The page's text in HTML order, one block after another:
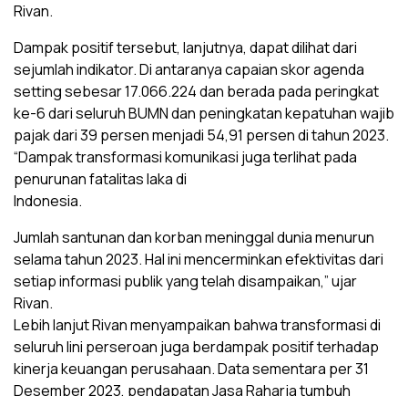
Rivan.
Dampak positif tersebut, lanjutnya, dapat dilihat dari
sejumlah indikator. Di antaranya capaian skor agenda
setting sebesar 17.066.224 dan berada pada peringkat
ke-6 dari seluruh BUMN dan peningkatan kepatuhan wajib
pajak dari 39 persen menjadi 54,91 persen di tahun 2023.
“Dampak transformasi komunikasi juga terlihat pada
penurunan fatalitas laka di
Indonesia.
Jumlah santunan dan korban meninggal dunia menurun
selama tahun 2023. Hal ini mencerminkan efektivitas dari
setiap informasi publik yang telah disampaikan,” ujar
Rivan.
Lebih lanjut Rivan menyampaikan bahwa transformasi di
seluruh lini perseroan juga berdampak positif terhadap
kinerja keuangan perusahaan. Data sementara per 31
Desember 2023, pendapatan Jasa Raharja tumbuh